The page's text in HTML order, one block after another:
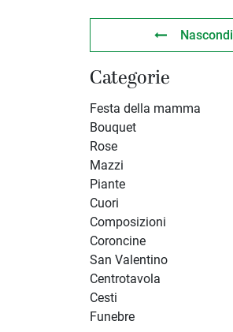
Nascondi
Categorie
Festa della mamma
Bouquet
Rose
Mazzi
Piante
Cuori
Composizioni
Coroncine
San Valentino
Centrotavola
Cesti
Funebre